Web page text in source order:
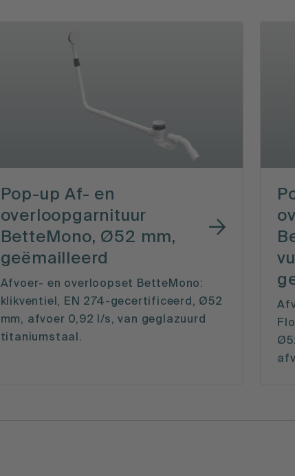
Pop-up Af- en
overloopgarnituur
BetteMono, Ø52 mm,
geëmailleerd
Afvoer- en overloopset BetteMono:
klikventiel, EN 274-gecertificeerd, Ø52
mm, afvoer 0,92 l/s, van geglazuurd
titaniumstaal.